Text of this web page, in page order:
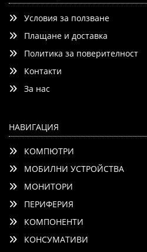
7 AI Processor, HDR 10
Upscaling, WiFi 5, Dolby Vision,
LAN, CI
Условия за ползване
Плащане и доставка
Политика за поверителност
Контакти
За нас
НАВИГАЦИЯ
КОМПЮТРИ
МОБИЛНИ УСТРОЙСТВА
МОНИТОРИ
ПЕРИФЕРИЯ
КОМПОНЕНТИ
КОНСУМАТИВИ